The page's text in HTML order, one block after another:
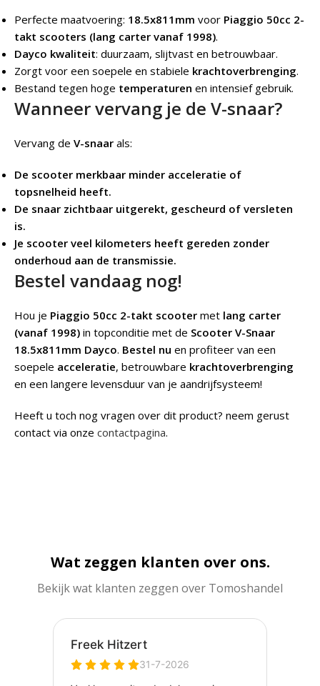
Perfecte maatvoering: 18.5x811mm voor Piaggio 50cc 2-
takt scooters (lang carter vanaf 1998).
Dayco kwaliteit: duurzaam, slijtvast en betrouwbaar.
Zorgt voor een soepele en stabiele krachtoverbrenging.
Bestand tegen hoge temperaturen en intensief gebruik.
Wanneer vervang je de V-snaar?
Vervang de V-snaar als:
De scooter merkbaar minder acceleratie of
topsnelheid heeft.
De snaar zichtbaar uitgerekt, gescheurd of versleten
is.
Je scooter veel kilometers heeft gereden zonder
onderhoud aan de transmissie.
Bestel vandaag nog!
Hou je Piaggio 50cc 2-takt scooter met lang carter
(vanaf 1998) in topconditie met de Scooter V-Snaar
18.5x811mm Dayco. Bestel nu en profiteer van een
soepele acceleratie, betrouwbare krachtoverbrenging
en een langere levensduur van je aandrijfsysteem!
Heeft u toch nog vragen over dit product? neem gerust
contact via onze contactpagina.
Wat zeggen klanten over ons.
Bekijk wat klanten zeggen over Tomoshandel